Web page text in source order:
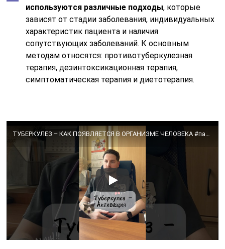
используются различные подходы, которые
зависят от стадии заболевания, индивидуальных
характеристик пациента и наличия
сопутствующих заболеваний. К основным
методам относятся: противотуберкулезная
терапия, дезинтоксикационная терапия,
симптоматическая терапия и диетотерапия.